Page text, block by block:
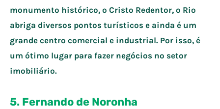
monumento histórico, o Cristo Redentor, o Rio
abriga diversos pontos turísticos e ainda é um
grande centro comercial e industrial. Por isso, é
um ótimo lugar para fazer negócios no setor
imobiliário.
5. Fernando de Noronha